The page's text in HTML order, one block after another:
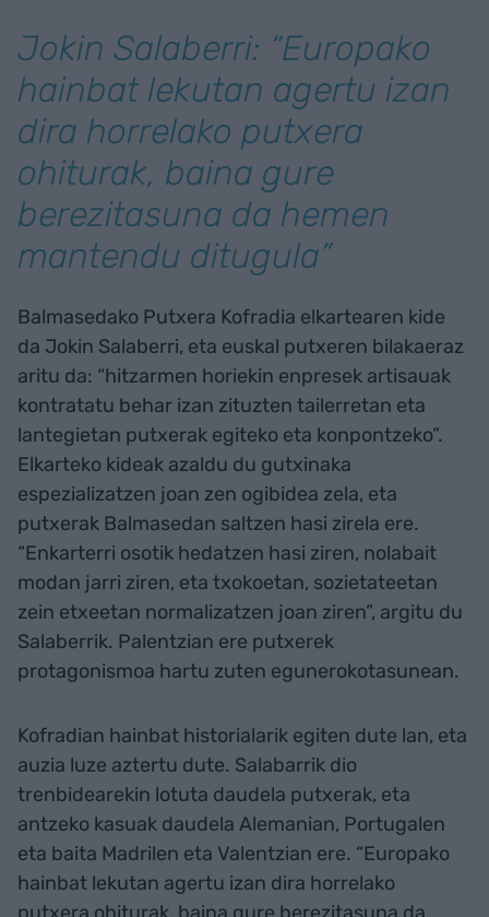
Jokin Salaberri: “Europako
hainbat lekutan agertu izan
dira horrelako putxera
ohiturak, baina gure
berezitasuna da hemen
mantendu ditugula”
Balmasedako Putxera Kofradia elkartearen kide
da Jokin Salaberri, eta euskal putxeren bilakaeraz
aritu da: “hitzarmen horiekin enpresek artisauak
kontratatu behar izan zituzten tailerretan eta
lantegietan putxerak egiteko eta konpontzeko”.
Elkarteko kideak azaldu du gutxinaka
espezializatzen joan zen ogibidea zela, eta
putxerak Balmasedan saltzen hasi zirela ere.
“Enkarterri osotik hedatzen hasi ziren, nolabait
modan jarri ziren, eta txokoetan, sozietateetan
zein etxeetan normalizatzen joan ziren”, argitu du
Salaberrik. Palentzian ere putxerek
protagonismoa hartu zuten egunerokotasunean.
Kofradian hainbat historialarik egiten dute lan, eta
auzia luze aztertu dute. Salabarrik dio
trenbidearekin lotuta daudela putxerak, eta
antzeko kasuak daudela Alemanian, Portugalen
eta baita Madrilen eta Valentzian ere. “Europako
hainbat lekutan agertu izan dira horrelako